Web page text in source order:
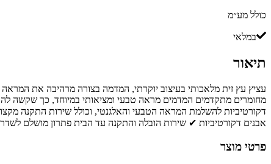
כולל מע״מ
במלאי
תיאור
עציץ עץ זית מלאכותי בעיצוב יוקרתי, המדמה בצורה מרהיבה את
מחומרים מתקדמים המדמים מראה טבעי ומציאותי במיוחד, כך שקשה
דקורטיביות להשלמת המראה הטבעי והאלגנטי, וכולל שירות התקנה
אבנים דקורטיביות ✔ שירות הובלה והתקנה עד הבית פתרון מושלם
פרטי מוצר